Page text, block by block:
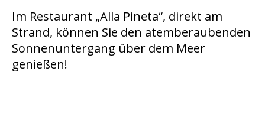
Im Restaurant „Alla Pineta“, direkt am
Strand, können Sie den atemberaubenden
Sonnenuntergang über dem Meer
genießen!